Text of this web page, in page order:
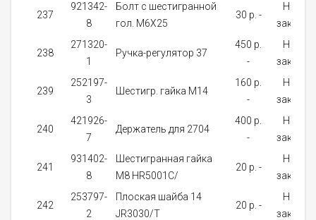
237
921342-
8
Болт с шестигранной
гол. M6X25
30 p. -
На
заказ
238
271320-
1
Ручка-регулятор 37
450 p.
-
На
заказ
239
252197-
3
Шестигр. гайка M14
160 p.
-
На
заказ
240
421926-
7
Держатель для 2704
400 p.
-
На
заказ
241
931402-
8
Шестигранная гайка
M8 HR5001C/
20 p. -
На
заказ
242
253797-
2
Плоская шайба 14
JR3030/T
20 p. -
На
заказ